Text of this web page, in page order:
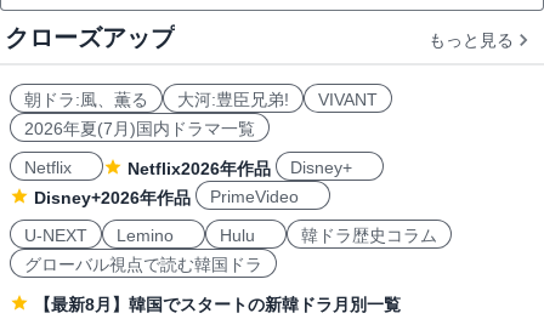
クローズアップ もっと見る
朝ドラ:風、薫る 大河:豊臣兄弟!
VIVANT
2026年夏(7月)国内ドラマ一覧
Netflix
Netflix2026年作品
Disney+
Disney+2026年作品
PrimeVideo
U-NEXT
Lemino Hulu
韓ドラ歴史コラム
グローバル視点で読む韓国ドラ
【最新8月】韓国でスタートの新韓ドラ月別一覧